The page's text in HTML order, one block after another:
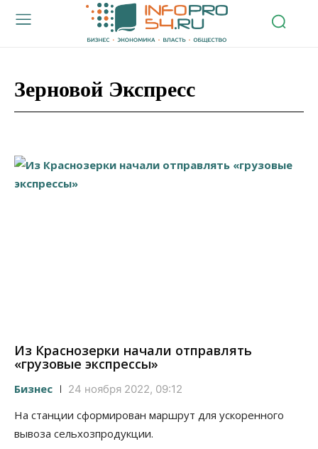
Зерновой Экспресс
Из Краснозерки начали отправлять
«грузовые экспрессы»
Бизнес 24 ноября 2022, 09:12
На станции сформирован маршрут для ускоренного
вывоза сельхозпродукции.